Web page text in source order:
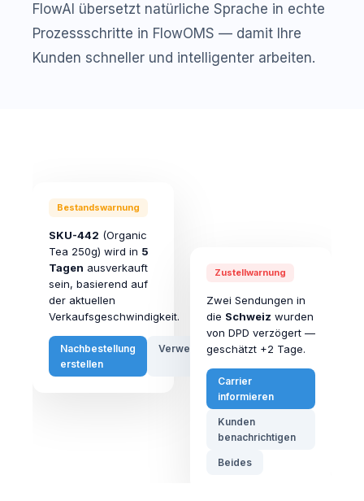
FlowAI übersetzt natürliche Sprache in echte
Prozessschritte in FlowOMS — damit Ihre
Kunden schneller und intelligenter arbeiten.
Bestandswarnung
SKU-442 (Organic
Tea 250g) wird in 5
Tagen ausverkauft
sein, basierend auf
der aktuellen
Verkaufsgeschwindigkeit.
Nachbestellung
erstellen
Verwerfen
Zustellwarnung
Zwei Sendungen in
die Schweiz wurden
von DPD verzögert —
geschätzt +2 Tage.
Carrier
informieren
Kunden
benachrichtigen
Beides